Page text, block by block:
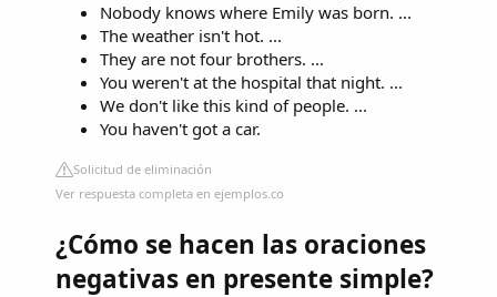
Nobody knows where Emily was born. ...
The weather isn't hot. ...
They are not four brothers. ...
You weren't at the hospital that night. ...
We don't like this kind of people. ...
You haven't got a car.
Solicitud de eliminación
Ver respuesta completa en ejemplos.co
¿Cómo se hacen las oraciones
negativas en presente simple?